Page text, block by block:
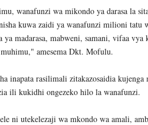
wanafunzi wa mikondo ya darasa la
kuwa zaidi ya wanafunzi milioni tatu
ya madarasa, mabweni, samani, vifaa
muhimu," amesema Dkt. Mofulu.
inapata rasilimali zitakazosaidia
ili kukidhi ongezeko hilo la wanafunzi.
ni utekelezaji wa mkondo wa amali,